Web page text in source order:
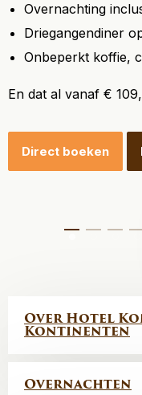
Overnachting
Driegangendiner
Onbeperkt koffie,
En dat al vanaf €
Direct boeken
Over Hotel
Kontinenten
Overnachten